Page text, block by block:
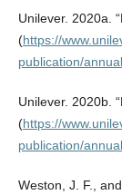
Unilever. 2020a.
(https://
publication/
Unilever. 2020b.
(https://
publication/
Weston, J. F.,